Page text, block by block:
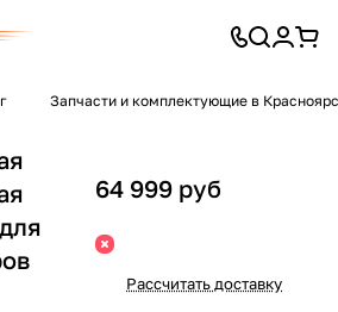
Запчасти и комплектующие в
64 999 руб
Рассчитать доставку